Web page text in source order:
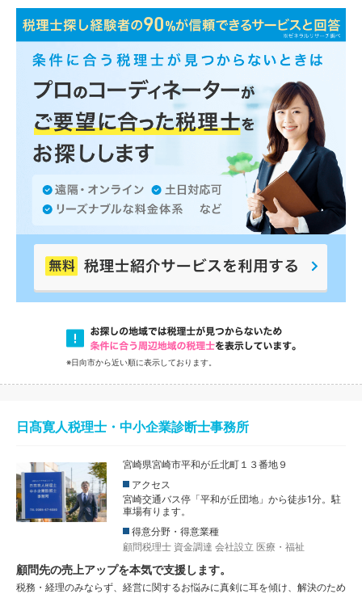
※日向市から近い順に表示しております。
日髙寛人税理士・中小企業診断士事務所
宮崎県宮崎市平和が丘北町１３番地９
アクセス
宮崎交通バス停「平和が丘団地」から徒歩1分。駐
車場有ります。
得意分野・得意業種
顧問税理士 資金調達 会社設立 医療・福祉
顧問先の売上アップを本気で支援します。
税務・経理のみならず、経営に関するお悩みに真剣に耳を傾け、解決のため